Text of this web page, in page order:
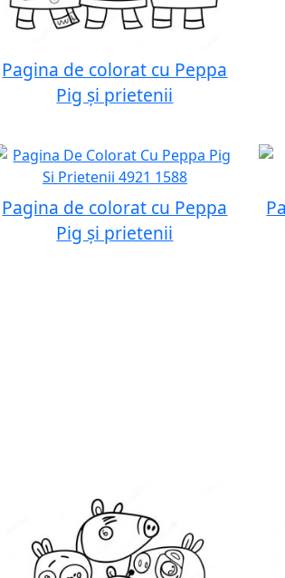
Pagina de colorat cu Peppa
Pig și prietenii
Pagina de colorat cu Peppa
Pig și prietenii